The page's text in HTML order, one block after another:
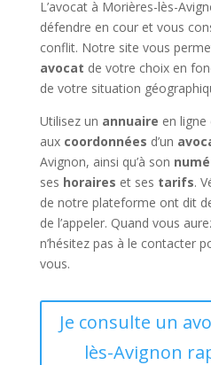
L’avocat à Morières-lès-
défendre en cour et vous
conflit. Notre site vous
avocat de votre choix en
de votre situation
Utilisez un annuaire en
aux coordonnées d’un
Avignon, ainsi qu’à son
ses horaires et ses tarifs.
de notre plateforme ont dit
de l’appeler. Quand vous
n’hésitez pas à le contacter
vous.
Je consulte un
lès-Avignon